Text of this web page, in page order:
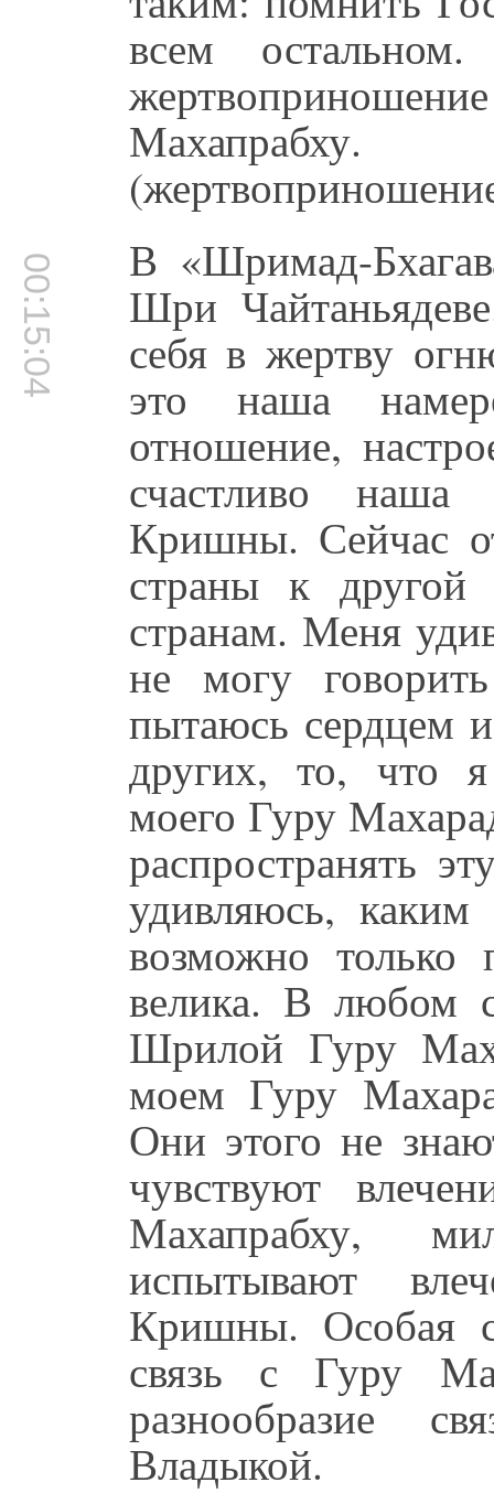
всем
00:15:04 В «Шримад-
Шри
себя в жертву
это наша
отношение,
счастливо
Кришны. Сейчас
страны к
странам. Меня
не могу
пытаюсь сердцем
других, то, что я
моего Гуру
распространять
удивляюсь,
возможно только
велика. В любом
Шрилой Гуру
моем Гуру
Они этого не
чувствуют
Махапрабху,
испытывают
Кришны. Особая
связь с Гуру
разнообразие
Владыкой.